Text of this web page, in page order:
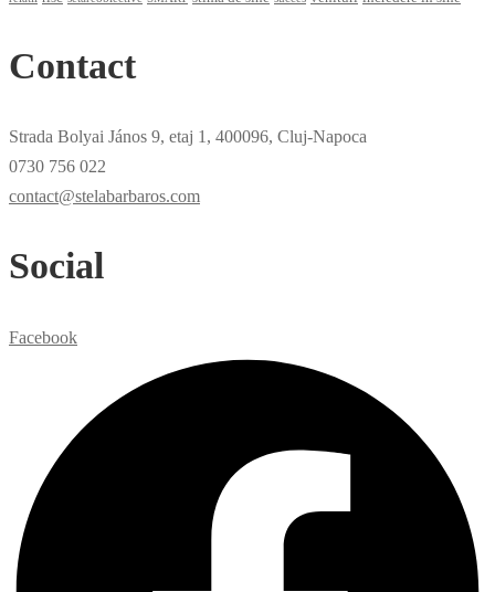
Contact
Strada Bolyai János 9, etaj 1, 400096, Cluj-Napoca
0730 756 022
contact@stelabarbaros.com
Social
Facebook